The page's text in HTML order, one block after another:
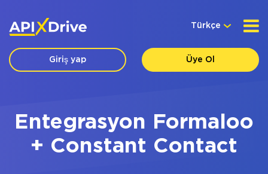
Türkçe
Giriş yap Üye Ol
Entegrasyon Formaloo
+ Constant Contact